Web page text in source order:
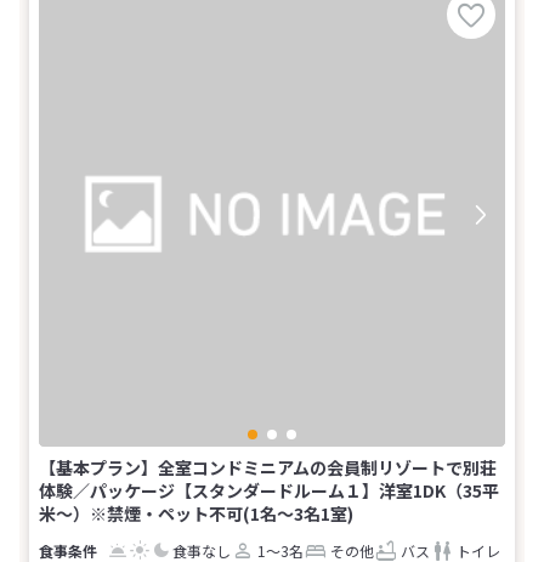
【基本プラン】全室コンドミニアムの会員制リゾートで別荘
体験／パッケージ【スタンダードルーム１】洋室1DK（35平
米～）※禁煙・ペット不可(1名～3名1室)
食事なし 1～3名 その他 バス
トイレ